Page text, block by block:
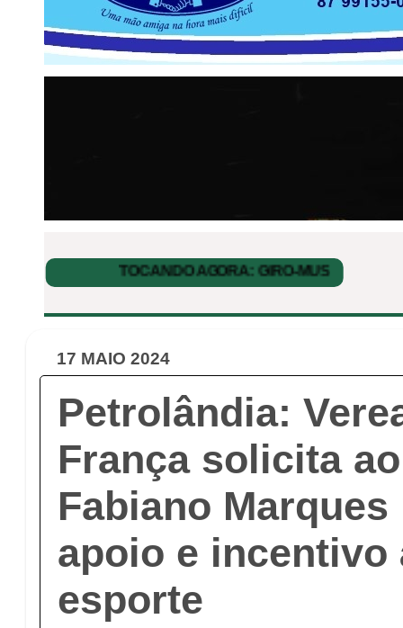
17 MAIO 2024
Petrolândia:
França solicita
Fabiano
apoio e incentivo
esporte